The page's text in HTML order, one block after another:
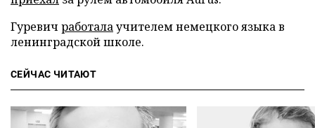
Гуревич работалаучителем немецкого языка в
ленинградской школе.
СЕЙЧАС ЧИТАЮТ